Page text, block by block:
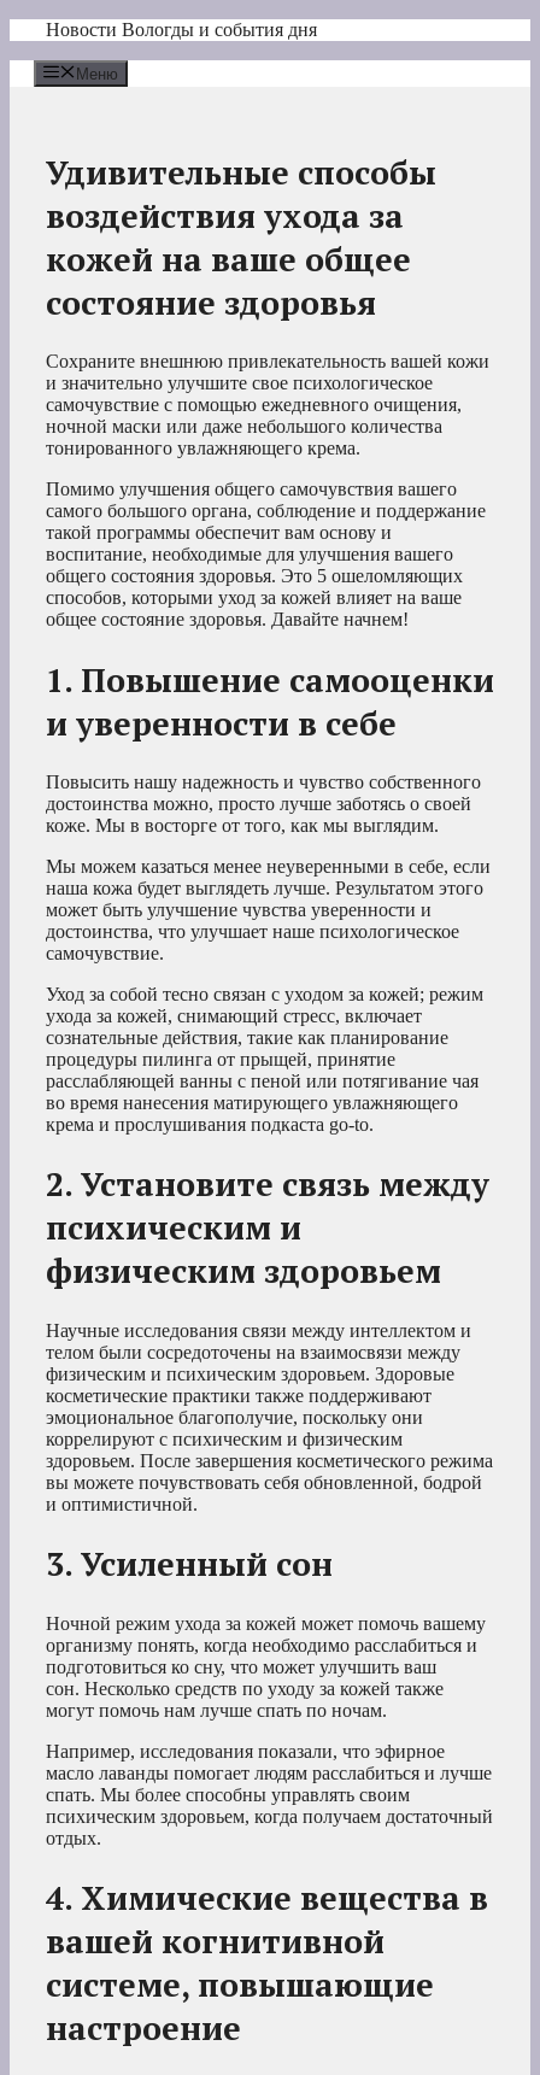
Перейти
содержимому
Новости Вологды и события дня
Меню
Удивительные способы
воздействия ухода за
кожей на ваше общее
состояние здоровья
Сохраните внешнюю привлекательность вашей кожи
и значительно улучшите свое психологическое
самочувствие с помощью ежедневного очищения,
ночной маски или даже небольшого количества
тонированного увлажняющего крема.
Помимо улучшения общего самочувствия вашего
самого большого органа, соблюдение и поддержание
такой программы обеспечит вам основу и
воспитание, необходимые для улучшения вашего
общего состояния здоровья. Это 5 ошеломляющих
способов, которыми уход за кожей влияет на ваше
общее состояние здоровья. Давайте начнем!
1. Повышение самооценки
и уверенности в себе
Повысить нашу надежность и чувство собственного
достоинства можно, просто лучше заботясь о своей
коже. Мы в восторге от того, как мы выглядим.
Мы можем казаться менее неуверенными в себе, если
наша кожа будет выглядеть лучше. Результатом этого
может быть улучшение чувства уверенности и
достоинства, что улучшает наше психологическое
самочувствие.
Уход за собой тесно связан с уходом за кожей; режим
ухода за кожей, снимающий стресс, включает
сознательные действия, такие как планирование
процедуры пилинга от прыщей, принятие
расслабляющей ванны с пеной или потягивание чая
во время нанесения матирующего увлажняющего
крема и прослушивания подкаста go-to.
2. Установите связь между
психическим и
физическим здоровьем
Научные исследования связи между интеллектом и
телом были сосредоточены на взаимосвязи между
физическим и психическим здоровьем. Здоровые
косметические практики также поддерживают
эмоциональное благополучие, поскольку они
коррелируют с психическим и физическим
здоровьем. После завершения косметического режима
вы можете почувствовать себя обновленной, бодрой
и оптимистичной.
3. Усиленный сон
Ночной режим ухода за кожей может помочь вашему
организму понять, когда необходимо расслабиться и
подготовиться ко сну, что может улучшить ваш
сон. Несколько средств по уходу за кожей также
могут помочь нам лучше спать по ночам.
Например, исследования показали, что эфирное
масло лаванды помогает людям расслабиться и лучше
спать. Мы более способны управлять своим
психическим здоровьем, когда получаем достаточный
отдых.
4. Химические вещества в
вашей когнитивной
системе, повышающие
настроение